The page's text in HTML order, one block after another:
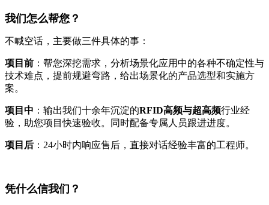
我们怎么帮您？
不喊空话，主要做三件具体的事：
项目前 ：帮您深挖需求，分析场景化应用中的各种不确定性与
技术难点，提前规避弯路，给出场景化的产品选型和实施方
案。
项目中 ：输出我们十余年沉淀的RFID高频与超高频行业经
验，助您项目快速验收。同时配备专属人员跟进进度。
项目后 ：24小时内响应售后，直接对话经验丰富的工程师。
凭什么信我们？